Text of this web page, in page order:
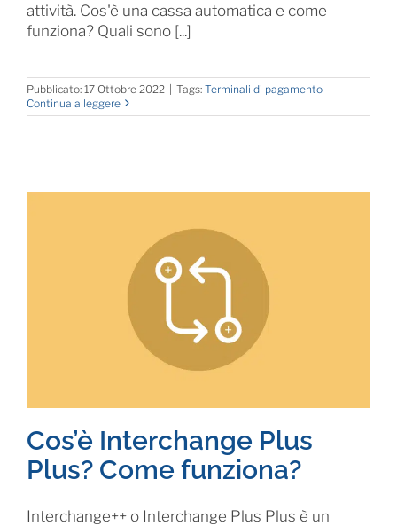
attività. Cos'è una cassa automatica e come
funziona? Quali sono [...]
Pubblicato: 17 Ottobre 2022 | Tags: Terminali di pagamento
Continua a leggere
Cos’è Interchange Plus
Plus? Come funziona?
Interchange++ o Interchange Plus Plus è un